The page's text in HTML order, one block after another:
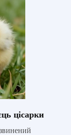
цісарки